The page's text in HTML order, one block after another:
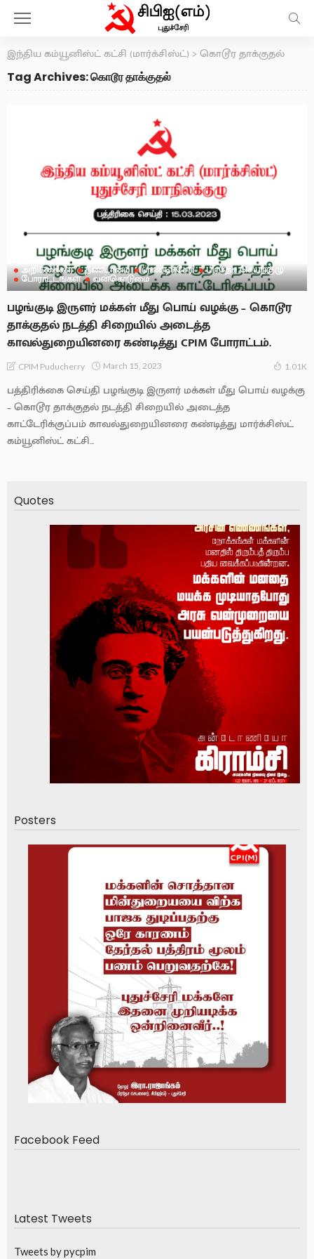
இந்திய கம்யூனிஸ்ட் கட்சி (மார்க்சிஸ்ட்) >கொடூர தாக்குதல்
Tag Archives: கொடூர தாக்குதல்
அறிக்கைகள் தீண்டாமை பாண்டிச்சேரி பிரதேச செயற்குழு
போராட்டங்கள் வன்கொடுமை
பழங்குடி இருளர் மக்கள் மீது பொய் வழக்கு – கொடூர
தாக்குதல் நடத்தி சிறையில் அடைத்த
காவல்துறையினரை கண்டித்து CPIM போராட்டம்.
CPIM Puducherry March 15, 2023 1.01K
பத்திரிக்கை செய்தி பழங்குடி இருளர் மக்கள் மீது பொய் வழக்கு
– கொடூர தாக்குதல் நடத்தி சிறையில் அடைத்த
காட்டேரிக்குப்பம் காவல்துறையினரை கண்டித்து மார்க்சிஸ்ட்
கம்யூனிஸ்ட் கட்சி...
Quotes
Posters
Facebook Feed
Latest Tweets
Tweets by pycpim